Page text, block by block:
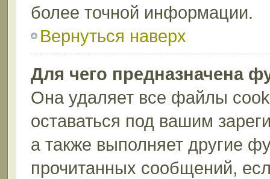
более точной информации.
Вернуться наверх
Для чего предназначена
Она удаляет все файлы
оставаться под вашим
а также выполняет другие
прочитанных сообщений,